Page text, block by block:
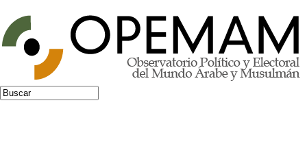
Jump to navigation
Formulario de búsqueda
Buscar